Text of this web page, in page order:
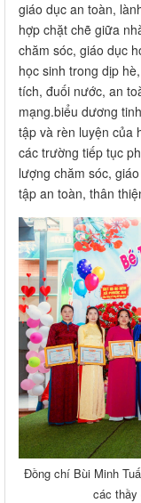
giáo dục an toàn,
hợp chặt chẽ giữa
chăm sóc, giáo dục
học sinh trong dịp
tích, đuối nước, an
mạng.biểu dương
tập và rèn luyện của
các trường tiếp tục
lượng chăm sóc,
tập an toàn, thân
Đồng chí Bùi Minh
các thầy